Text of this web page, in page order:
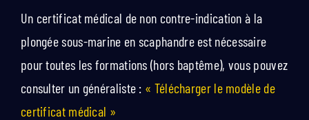
Un certificat médical de non contre-indication à la
plongée sous-marine en scaphandre est nécessaire
pour toutes les formations (hors baptême), vous pouvez
consulter un généraliste : « Télécharger le modèle de
certificat médical »